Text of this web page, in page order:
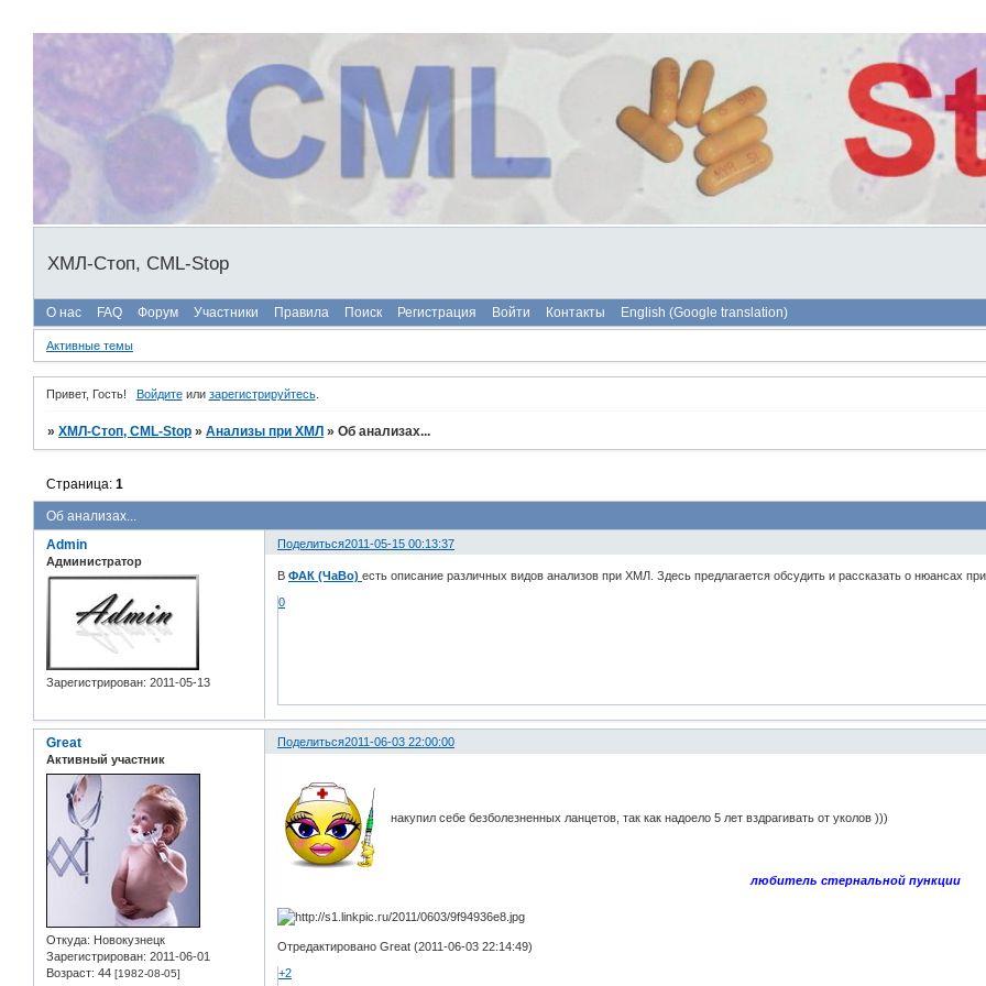
ХМЛ-Стоп, CML-Stop
О нас FAQ Форум Участники Правила Поиск Регистрация Войти Контакты English (Google translation)
Активные темы
Привет, Гость! Войдитеили зарегистрируйтесь.
»ХМЛ-Стоп, CML-Stop »Анализы при ХМЛ »Об анализах...
Об анализах...
Страница:1
Поделиться2011-05-15 00:13:37
Admin
Администратор
Зарегистрирован: 2011-05-13
ВФАК (ЧаВо)есть описание различных видов анализов при ХМЛ. Здесь предлагается обсудить и рассказать о нюансах
0
Поделиться2011-06-03 22:00:00
Great
Активный участник
Откуда: Новокузнецк
Зарегистрирован: 2011-06-01
Возраст: 44 [1982-08-05]
накупил себе безболезненных ланцетов, так как надоело 5 лет вздрагивать от уколов )))
любитель стернальной пункции
Отредактировано Great (2011-06-03 22:14:49)
+2